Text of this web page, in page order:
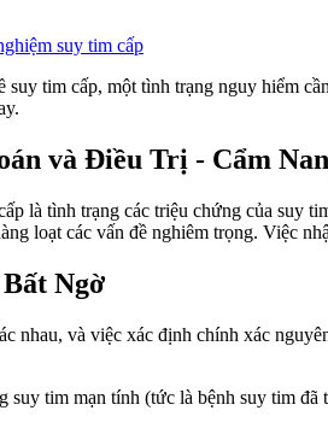
suy tim cấp
suy tim cấp, một tình trạng nguy hiểm
và Điều Trị - Cẩm
là tình trạng các triệu chứng của suy
loạt các vấn đề nghiêm trọng. Việc
Ngờ
nhau, và việc xác định chính xác
suy tim mạn tính (tức là bệnh suy tim đã